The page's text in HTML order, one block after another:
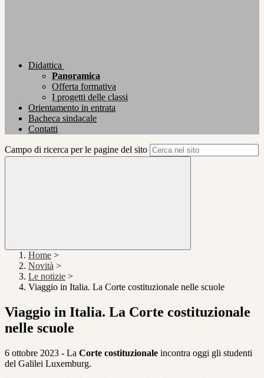
Didattica
Panoramica
Offerta formativa
I progetti delle classi
Orientamento in entrata
Bacheca sindacale
Contatti
Campo di ricerca per le pagine del sito
Home >
Novità >
Le notizie >
Viaggio in Italia. La Corte costituzionale nelle scuole
Viaggio in Italia. La Corte costituzionale
nelle scuole
6 ottobre 2023 - La Corte costituzionale incontra oggi gli studenti
del Galilei Luxemburg.